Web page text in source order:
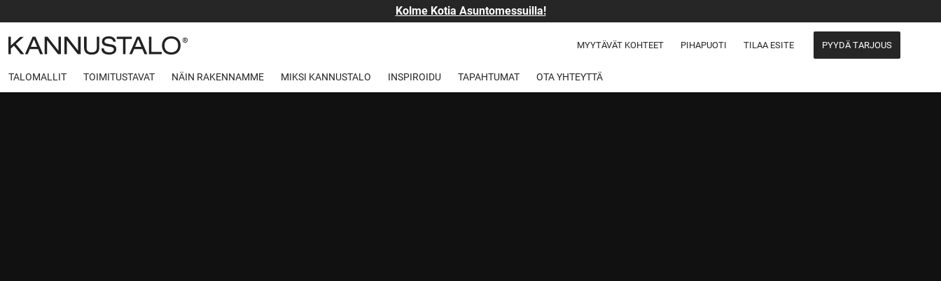
Kolme Kotia Asuntomessuilla!
MYYTÄVÄT KOHTEET PIHAPUOTI TILAA ESITE PYYDÄ TARJOUS
TALOMALLIT TOIMITUSTAVAT NÄIN RAKENNAMME MIKSI KANNUSTALO INSPIROIDU TAPAHTUMAT OTA YHTEYTTÄ